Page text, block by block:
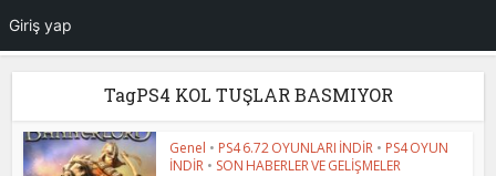
TagPS4 KOL TUŞLAR BASMIYOR
Genel • PS4 6.72 OYUNLARI İNDİR • PS4 OYUN
İNDİR • SON HABERLER VE GELİŞMELER
Giriş yap